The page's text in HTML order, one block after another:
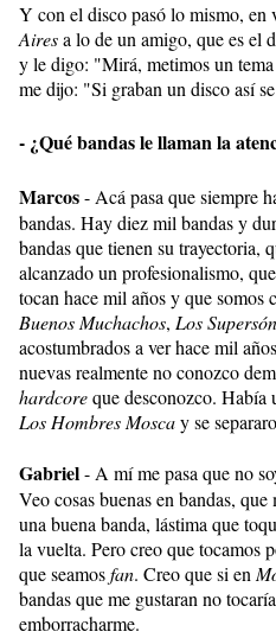
Y con el disco pasó lo mismo, en
Airesa lo de un amigo, que es el
y le digo: "Mirá, metimos un
me dijo: "Si graban un disco así
- ¿Qué bandas le llaman la
Marcos- Acá pasa que siempre
bandas. Hay diez mil bandas y
bandas que tienen su trayectoria,
alcanzado un profesionalismo,
tocan hace mil años y que somos
Buenos Muchachos, Los
acostumbrados a ver hace mil
nuevas realmente no conozco
hardcoreque desconozco. Había
Los Hombres Moscay se
Gabriel- A mí me pasa que no
Veo cosas buenas en bandas, que
una buena banda, lástima que
la vuelta. Pero creo que tocamos
que seamosfan. Creo que si en
bandas que me gustaran no
emborracharme.